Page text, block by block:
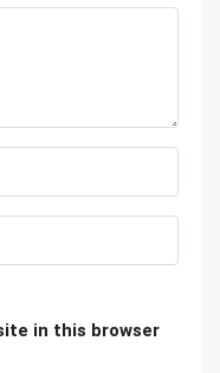
in this browser